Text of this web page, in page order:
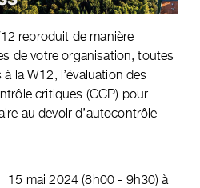
reproduit de manière
de votre organisation, toutes
la W12, l’évaluation des
critiques (CCP) pour
au devoir d’autocontrôle
15 mai 2024 (8h00 - 9h30) à